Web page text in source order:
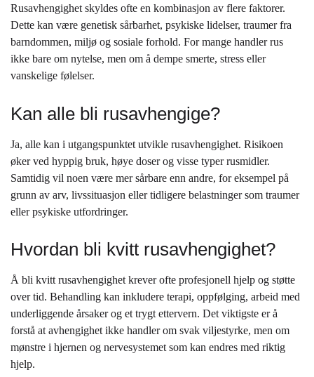
Rusavhengighet skyldes ofte en kombinasjon av flere faktorer.
Dette kan være genetisk sårbarhet, psykiske lidelser, traumer fra
barndommen, miljø og sosiale forhold. For mange handler rus
ikke bare om nytelse, men om å dempe smerte, stress eller
vanskelige følelser.
Kan alle bli rusavhengige?
Ja, alle kan i utgangspunktet utvikle rusavhengighet. Risikoen
øker ved hyppig bruk, høye doser og visse typer rusmidler.
Samtidig vil noen være mer sårbare enn andre, for eksempel på
grunn av arv, livssituasjon eller tidligere belastninger som traumer
eller psykiske utfordringer.
Hvordan bli kvitt rusavhengighet?
Å bli kvitt rusavhengighet krever ofte profesjonell hjelp og støtte
over tid. Behandling kan inkludere terapi, oppfølging, arbeid med
underliggende årsaker og et trygt ettervern. Det viktigste er å
forstå at avhengighet ikke handler om svak viljestyrke, men om
mønstre i hjernen og nervesystemet som kan endres med riktig
hjelp.